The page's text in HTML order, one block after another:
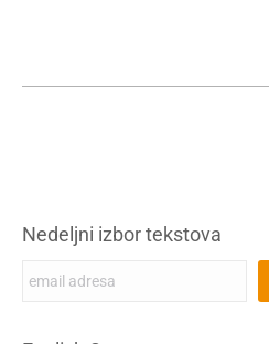
Nedeljni izbor tekstova